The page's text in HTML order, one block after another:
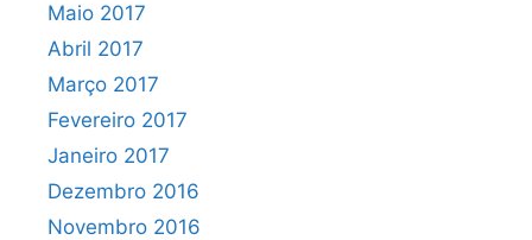
Maio 2017
Abril 2017
Março 2017
Fevereiro 2017
Janeiro 2017
Dezembro 2016
Novembro 2016